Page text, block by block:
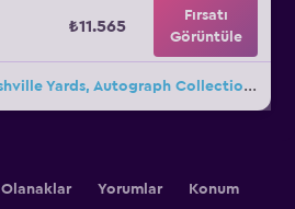
₺11.565
Fırsatı
Görüntüle
The Union Station Nashville Yards, Autograph Collection için diğer 36fırsat
Olanaklar Yorumlar Konum